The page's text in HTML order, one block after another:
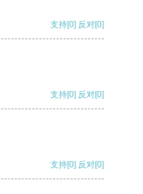
支持[0] 反对[0]
支持[0] 反对[0]
支持[0] 反对[0]